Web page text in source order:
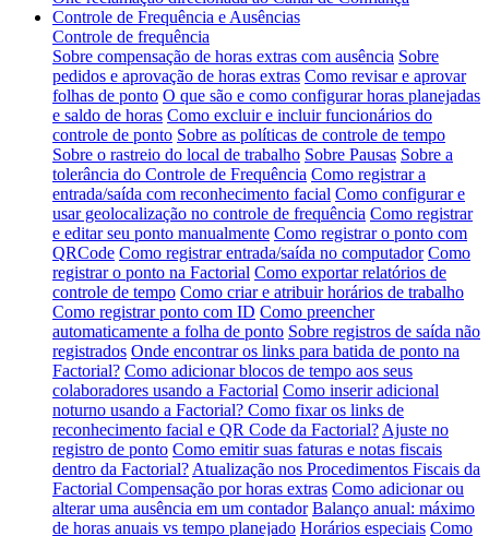
Controle de Frequência e Ausências
Controle de frequência
Sobre compensação de horas extras com ausência Sobre
pedidos e aprovação de horas extras Como revisar e aprovar
folhas de ponto O que são e como configurar horas planejadas
e saldo de horas Como excluir e incluir funcionários do
controle de ponto Sobre as políticas de controle de tempo
Sobre o rastreio do local de trabalho Sobre Pausas Sobre a
tolerância do Controle de Frequência Como registrar a
entrada/saída com reconhecimento facial Como configurar e
usar geolocalização no controle de frequência Como registrar
e editar seu ponto manualmente Como registrar o ponto com
QRCode Como registrar entrada/saída no computador Como
registrar o ponto na Factorial Como exportar relatórios de
controle de tempo Como criar e atribuir horários de trabalho
Como registrar ponto com ID Como preencher
automaticamente a folha de ponto Sobre registros de saída não
registrados Onde encontrar os links para batida de ponto na
Factorial? Como adicionar blocos de tempo aos seus
colaboradores usando a Factorial Como inserir adicional
noturno usando a Factorial? Como fixar os links de
reconhecimento facial e QR Code da Factorial? Ajuste no
registro de ponto Como emitir suas faturas e notas fiscais
dentro da Factorial? Atualização nos Procedimentos Fiscais da
Factorial Compensação por horas extras Como adicionar ou
alterar uma ausência em um contador Balanço anual: máximo
de horas anuais vs tempo planejado Horários especiais Como